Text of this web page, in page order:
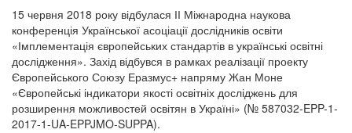
15 червня 2018 року відбулася ІІ Міжнародна наукова
конференція Української асоціації дослідників освіти
«Імплементація європейських стандартів в українські освітні
дослідження». Захід відбувся в рамках реалізації проекту
Європейського Союзу Еразмус+ напряму Жан Моне
«Європейські індикатори якості освітніх досліджень для
розширення можливостей освітян в Україні» (№ 587032-EPP-1-
2017-1-UA-EPPJMO-SUPPA).